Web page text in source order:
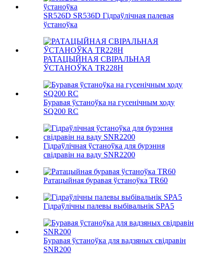
SR526D SR536D Гідраўлічная палевая
ўстаноўка
РАТАЦЫЙНАЯ СВІРАЛЬНАЯ
ЎСТАНОЎКА TR228H
Буравая ўстаноўка на гусенічным ходу
SQ200 RC
Гідраўлічная ўстаноўка для бурэння
свідравін на ваду SNR2200
Ратацыйная буравая ўстаноўка TR60
Гідраўлічны палевы выбівальнік SPA5
Буравая ўстаноўка для вадзяных свідравін
SNR200